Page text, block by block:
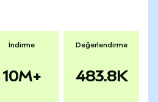
İndirme
10M+
Değerlendirme
483.8K